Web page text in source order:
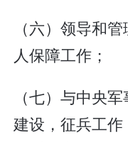
（六）领导和
人保障工作；
（七）与中央
建设，征兵工